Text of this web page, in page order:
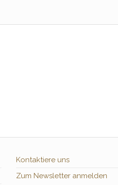
Kontaktiere uns
Zum Newsletter anmelden